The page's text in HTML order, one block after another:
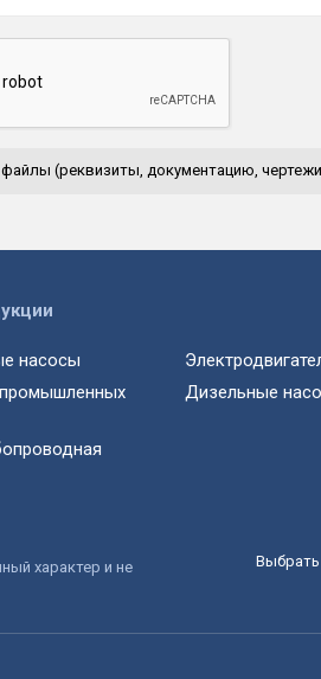
(реквизиты, документацию,
насосы
Дизельные
характер и не